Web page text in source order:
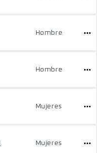
Hombre
Hombre
Mujeres
Mujeres